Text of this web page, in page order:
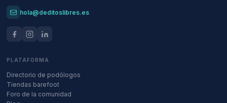
hola@deditoslibres.es
PLATAFORMA
Directorio de podólogos
Tiendas barefoot
Foro de la comunidad